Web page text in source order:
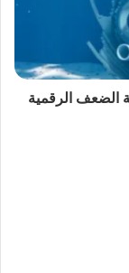
الضعف الرقمية